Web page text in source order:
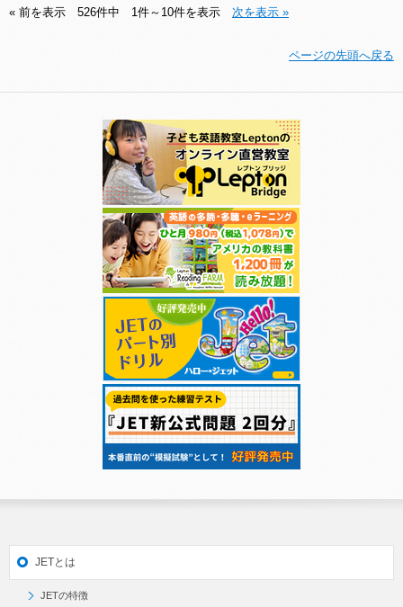
« 前を表示 526件中 1件～10件を表示 次を表示 »
ページの先頭へ戻る
JETとは
JETの特徴